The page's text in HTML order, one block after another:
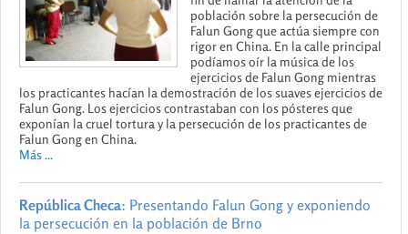
población sobre la persecución de
Falun Gong que actúa siempre con
rigor en China. En la calle principal
podíamos oír la música de los
ejercicios de Falun Gong mientras
los practicantes hacían la demostración de los suaves ejercicios de
Falun Gong. Los ejercicios contrastaban con los pósteres que
exponían la cruel tortura y la persecución de los practicantes de
Falun Gong en China.
Más ...
República Checa: Presentando Falun Gong y exponiendo
la persecución en la población de Brno